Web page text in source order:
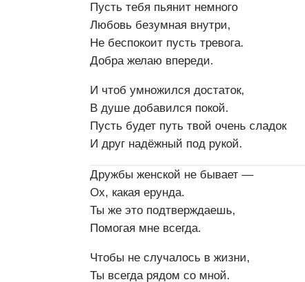
Пусть тебя пьянит немного
Любовь безумная внутри,
Не беспокоит пусть тревога.
Добра желаю впереди.
И чтоб умножился достаток,
В душе добавился покой.
Пусть будет путь твой очень сладок
И друг надёжный под рукой.
Дружбы женской не бывает —
Ох, какая ерунда.
Ты же это подтверждаешь,
Помогая мне всегда.
Чтобы не случалось в жизни,
Ты всегда рядом со мной.